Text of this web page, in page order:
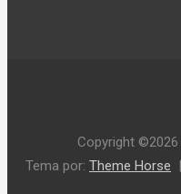
Copyright ©2026
Tema por: Theme Horse